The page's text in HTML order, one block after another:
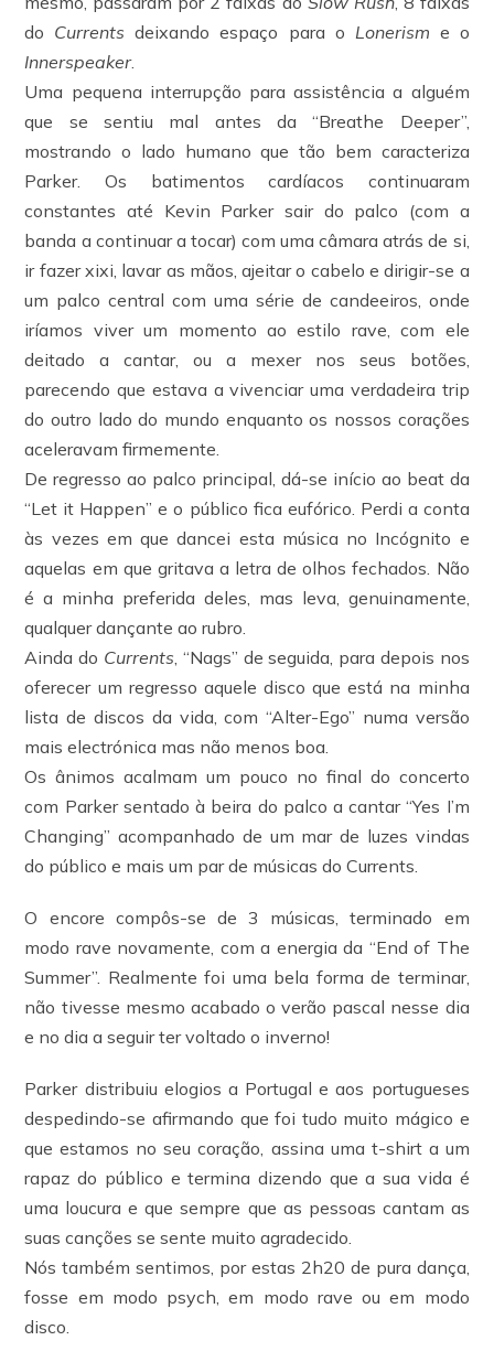
do Currents deixando espaço para o Lonerism e o
Innerspeaker.
Uma pequena interrupção para assistência a alguém
que se sentiu mal antes da “Breathe Deeper”,
mostrando o lado humano que tão bem caracteriza
Parker. Os batimentos cardíacos continuaram
constantes até Kevin Parker sair do palco (com a
banda a continuar a tocar) com uma câmara atrás de si,
ir fazer xixi, lavar as mãos, ajeitar o cabelo e dirigir-se a
um palco central com uma série de candeeiros, onde
iríamos viver um momento ao estilo rave, com ele
deitado a cantar, ou a mexer nos seus botões,
parecendo que estava a vivenciar uma verdadeira trip
do outro lado do mundo enquanto os nossos corações
aceleravam firmemente.
De regresso ao palco principal, dá-se início ao beat da
“Let it Happen” e o público fica eufórico. Perdi a conta
às vezes em que dancei esta música no Incógnito e
aquelas em que gritava a letra de olhos fechados. Não
é a minha preferida deles, mas leva, genuinamente,
qualquer dançante ao rubro.
Ainda do Currents, “Nags” de seguida, para depois nos
oferecer um regresso aquele disco que está na minha
lista de discos da vida, com “Alter-Ego” numa versão
mais electrónica mas não menos boa.
Os ânimos acalmam um pouco no final do concerto
com Parker sentado à beira do palco a cantar “Yes I’m
Changing” acompanhado de um mar de luzes vindas
do público e mais um par de músicas do Currents.
O encore compôs-se de 3 músicas, terminado em
modo rave novamente, com a energia da “End of The
Summer”. Realmente foi uma bela forma de terminar,
não tivesse mesmo acabado o verão pascal nesse dia
e no dia a seguir ter voltado o inverno!
Parker distribuiu elogios a Portugal e aos portugueses
despedindo-se afirmando que foi tudo muito mágico e
que estamos no seu coração, assina uma t-shirt a um
rapaz do público e termina dizendo que a sua vida é
uma loucura e que sempre que as pessoas cantam as
suas canções se sente muito agradecido.
Nós também sentimos, por estas 2h20 de pura dança,
fosse em modo psych, em modo rave ou em modo
disco.